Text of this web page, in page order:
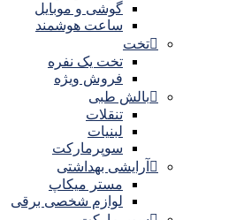
گوشی و موبایل
ساعت هوشمند
تخت
تخت یک نفره
فروش ویژه
بالش طبی
تنقلات
لبنیات
سوپرمارکت
آرایشی بهداشتی
مستر میکاپ
لوازم شخصی برقی